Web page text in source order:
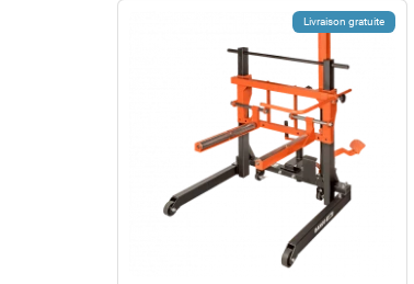
Livraison gratuite